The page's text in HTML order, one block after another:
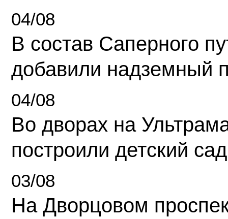
04/08
В состав Саперного
добавили надземный
04/08
Во дворах на
построили детский сад
03/08
На Дворцовом